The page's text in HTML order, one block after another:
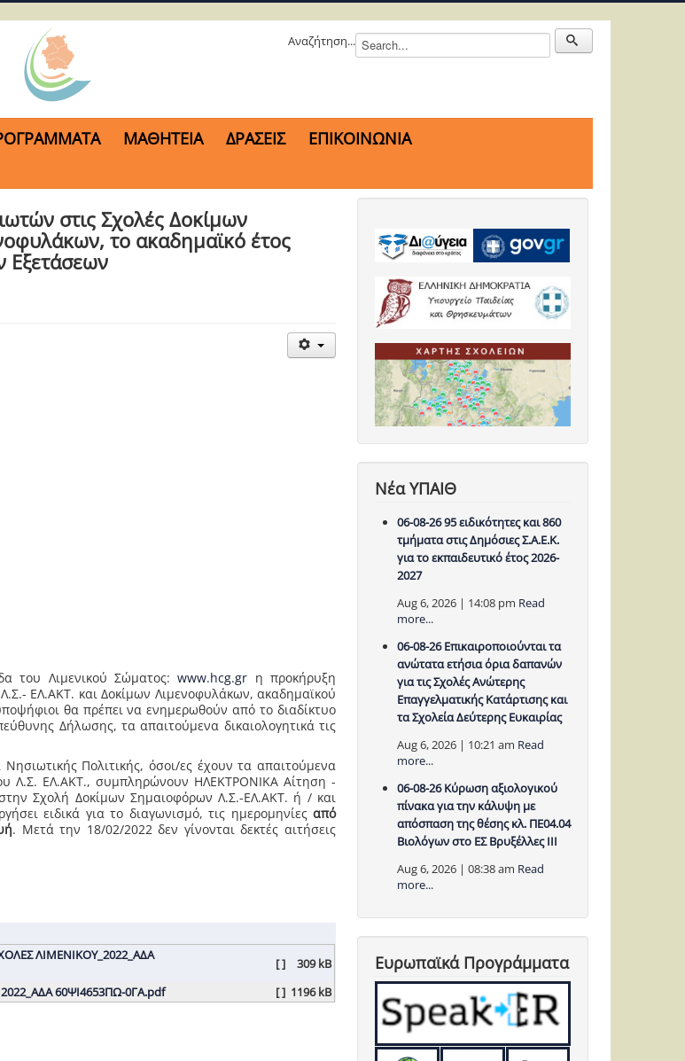
Αναζήτηση...
ΜΑΘΗΤΕΙΑ ΔΡΑΣΕΙΣ
ΕΠΙΚΟΙΝΩΝΙΑ
στις Σχολές Δοκίμων
το ακαδημαϊκό έτος
Εξετάσεων
του Λιμενικού Σώματος:www.hcg.gr η προκήρυξη
ΕΛ.ΑΚΤ. και Δοκίμων Λιμενοφυλάκων, ακαδημαϊκού
θα πρέπει να ενημερωθούν από το διαδίκτυο
Δήλωσης, τα απαιτούμενα δικαιολογητικά τις
Πολιτικής, όσοι/ες έχουν τα απαιτούμενα
Λ.Σ. ΕΛ.ΑΚΤ., συμπληρώνουν ΗΛΕΚΤΡΟΝΙΚΑ Αίτηση -
Σχολή Δοκίμων Σημαιοφόρων Λ.Σ.-ΕΛ.ΑΚΤ. ή / και
ειδικά για το διαγωνισμό, τις ημερομηνίες από
. Μετά την 18/02/2022 δεν γίνονται δεκτές αιτήσεις
ΛΙΜΕΝΙΚΟΥ_2022_ΑΔΑ
[ ]
309 kB
60ΨΙ4653ΠΩ-0ΓΑ.pdf
[ ] 1196 kB
Νέα ΥΠΑΙΘ
06-08-26 95 ειδικότητες και 860
τμήματα στις Δημόσιες Σ.Α.Ε.Κ.
για το εκπαιδευτικό έτος 2026-
2027
Aug 6, 2026 | 14:08 pm Read
more...
06-08-26 Επικαιροποιούνται τα
ανώτατα ετήσια όρια δαπανών
για τις Σχολές Ανώτερης
Επαγγελματικής Κατάρτισης και
τα Σχολεία Δεύτερης Ευκαιρίας
Aug 6, 2026 | 10:21 am Read
more...
06-08-26 Κύρωση αξιολογικού
πίνακα για την κάλυψη με
απόσπαση της θέσης κλ. ΠΕ04.04
Βιολόγων στο ΕΣ Βρυξέλλες ΙΙΙ
Aug 6, 2026 | 08:38 am Read
more...
Ευρωπαϊκά Προγράμματα